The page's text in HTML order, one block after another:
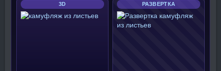
3D РАЗВЕРТКА